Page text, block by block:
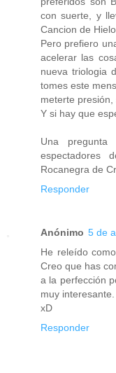
con suerte, y
Cancion de
Pero prefiero
acelerar las
nueva triologia
tomes este
meterte
Y si hay que
Una
Rocanegra de
Responder
Anónimo 5 de
He releído
Creo que has
a la perfección
muy
xD
Responder